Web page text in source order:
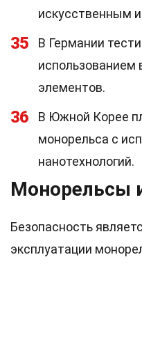
искусственным
35
В Германии
элементов.
36
В Южной Корее
монорельса с
нанотехнологий.
Монорельсы
Безопасность
эксплуатации